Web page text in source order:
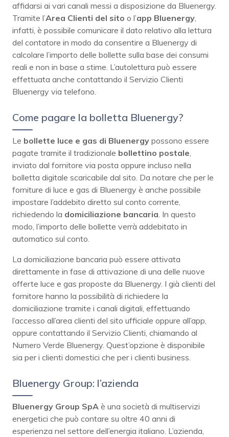
affidarsi ai vari canali messi a disposizione da Bluenergy.
Tramite l’Area Clienti del sito o l’app Bluenergy,
infatti, è possibile comunicare il dato relativo alla lettura
del contatore in modo da consentire a Bluenergy di
calcolare l’importo delle bollette sulla base dei consumi
reali e non in base a stime. L’autolettura può essere
effettuata anche contattando il Servizio Clienti
Bluenergy via telefono.
Come pagare la bolletta Bluenergy?
Le bollette luce e gas di Bluenergy possono essere
pagate tramite il tradizionale bollettino postale,
inviato dal fornitore via posta oppure incluso nella
bolletta digitale scaricabile dal sito. Da notare che per le
forniture di luce e gas di Bluenergy è anche possibile
impostare l’addebito diretto sul conto corrente,
richiedendo la domiciliazione bancaria. In questo
modo, l’importo delle bollette verrà addebitato in
automatico sul conto.
La domiciliazione bancaria può essere attivata
direttamente in fase di attivazione di una delle nuove
offerte luce e gas proposte da Bluenergy. I già clienti del
fornitore hanno la possibilità di richiedere la
domiciliazione tramite i canali digitali, effettuando
l’accesso all’area clienti del sito ufficiale oppure all’app,
oppure contattando il Servizio Clienti, chiamando al
Numero Verde Bluenergy. Quest’opzione è disponibile
sia per i clienti domestici che per i clienti business.
Bluenergy Group: l’azienda
Bluenergy Group SpA è una società di multiservizi
energetici che può contare su oltre 40 anni di
esperienza nel settore dell’energia italiano. L’azienda,